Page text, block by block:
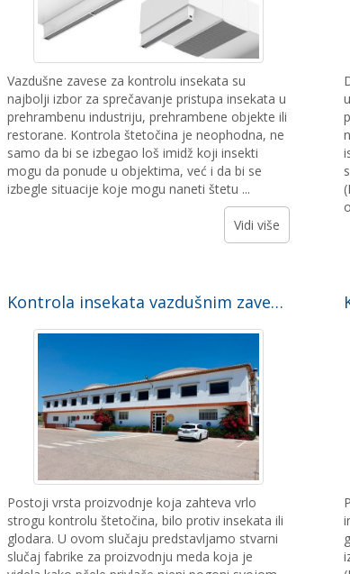
Vazdušne zavese za kontrolu insekata su
najbolji izbor za sprečavanje pristupa insekata u
prehrambenu industriju, prehrambene objekte ili
restorane. Kontrola štetočina je neophodna, ne
samo da bi se izbegao loš imidž koji insekti
mogu da ponude u objektima, već i da bi se
izbegle situacije koje mogu naneti štetu ...
Vidi više
Kontrola insekata vazdušnim zavesama za proizvođača meda. Studija slučaja
Postoji vrsta proizvodnje koja zahteva vrlo
strogu kontrolu štetočina, bilo protiv insekata ili
glodara. U ovom slučaju predstavljamo stvarni
slučaj fabrike za proizvodnju meda koja je